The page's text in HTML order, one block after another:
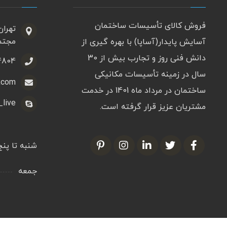
فروش کالای تأسیسات ساختمان
آسایش پایدار(آساپا) با بهره گیری از
دانش فنی روز و تجارب بیش از 30
سال در زمینه تأسیسات مکانیکی
ساختمان در مرداد ماه 1401 در خدمت
مشتریان عزیز قرار گرفته است.
شنبه تا
جمعه